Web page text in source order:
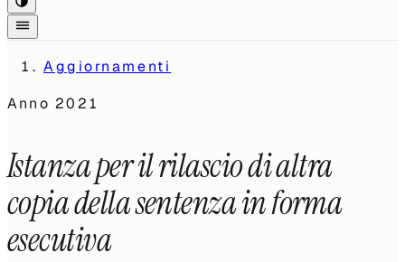
Aggiornamenti
Anno2021
Istanza per il rilascio di altra
copia della sentenza in forma
esecutiva